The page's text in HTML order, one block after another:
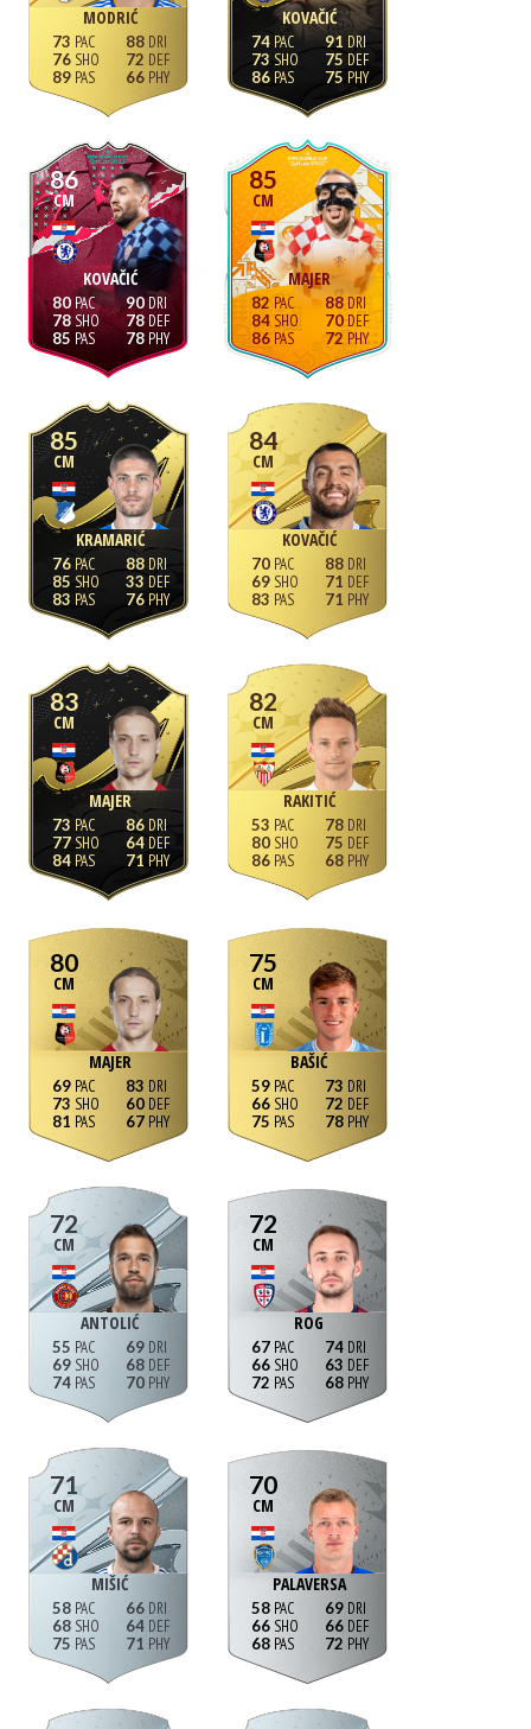
MODRIĆ
73
76
89
88
72
66
KOVAČIĆ
74
73
86
91
75
75
86
CM
KOVAČIĆ
80
78
85
90
78
78
85
CM
MAJER
82
84
86
88
70
72
85
CM
KRAMARIĆ
76
85
83
88
33
76
84
CM
KOVAČIĆ
70
69
83
88
71
71
83
CM
MAJER
73
77
84
86
64
71
82
CM
RAKITIĆ
53
80
86
78
75
68
80
CM
MAJER
69
73
81
83
60
67
75
CM
BAŠIĆ
59
66
75
73
72
78
72
CM
ANTOLIĆ
55
69
74
69
68
70
72
CM
ROG
67
66
72
74
63
68
71
CM
MIŠIĆ
58
68
75
66
64
71
70
CM
PALAVERSA
58
66
68
69
66
72